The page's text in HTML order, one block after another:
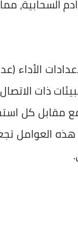
السحابية،
الأداء
ذات
مقابل كل
العوامل